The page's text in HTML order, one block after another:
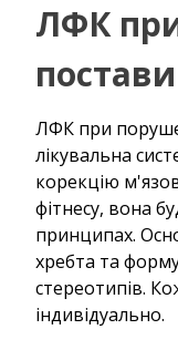
ЛФК
постави
ЛФК при
лікувальна
корекцію
фітнесу, вона
принципах.
хребта та
стереотипів.
індивідуально.